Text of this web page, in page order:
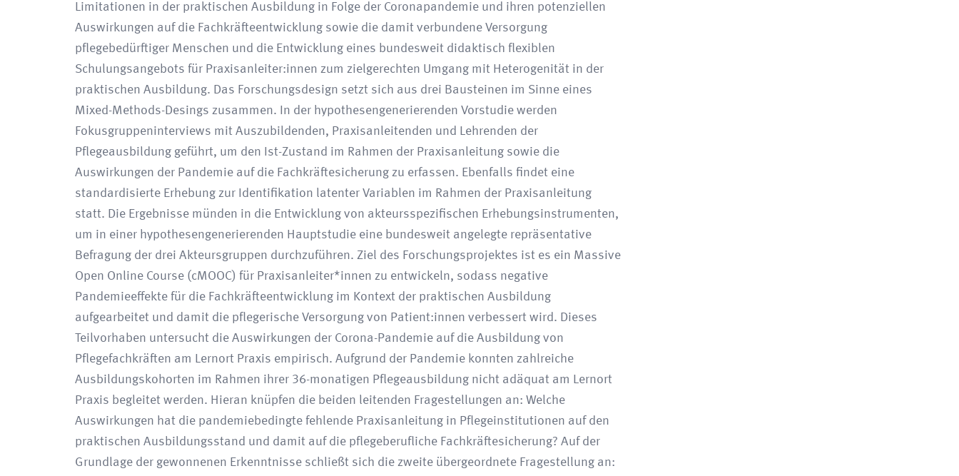
Limitationen in der praktischen Ausbildung in Folge der Coronapandemie und ihren potenziellen
Auswirkungen auf die Fachkräfteentwicklung sowie die damit verbundene Versorgung
pflegebedürftiger Menschen und die Entwicklung eines bundesweit didaktisch flexiblen
Schulungsangebots für Praxisanleiter:innen zum zielgerechten Umgang mit Heterogenität in der
praktischen Ausbildung. Das Forschungsdesign setzt sich aus drei Bausteinen im Sinne eines
Mixed-Methods-Desings zusammen. In der hypothesengenerierenden Vorstudie werden
Fokusgruppeninterviews mit Auszubildenden, Praxisanleitenden und Lehrenden der
Pflegeausbildung geführt, um den Ist-Zustand im Rahmen der Praxisanleitung sowie die
Auswirkungen der Pandemie auf die Fachkräftesicherung zu erfassen. Ebenfalls findet eine
standardisierte Erhebung zur Identifikation latenter Variablen im Rahmen der Praxisanleitung
statt. Die Ergebnisse münden in die Entwicklung von akteursspezifischen Erhebungsinstrumenten,
um in einer hypothesengenerierenden Hauptstudie eine bundesweit angelegte repräsentative
Befragung der drei Akteursgruppen durchzuführen. Ziel des Forschungsprojektes ist es ein Massive
Open Online Course (cMOOC) für Praxisanleiter*innen zu entwickeln, sodass negative
Pandemieeffekte für die Fachkräfteentwicklung im Kontext der praktischen Ausbildung
aufgearbeitet und damit die pflegerische Versorgung von Patient:innen verbessert wird. Dieses
Teilvorhaben untersucht die Auswirkungen der Corona-Pandemie auf die Ausbildung von
Pflegefachkräften am Lernort Praxis empirisch. Aufgrund der Pandemie konnten zahlreiche
Ausbildungskohorten im Rahmen ihrer 36-monatigen Pflegeausbildung nicht adäquat am Lernort
Praxis begleitet werden. Hieran knüpfen die beiden leitenden Fragestellungen an: Welche
Auswirkungen hat die pandemiebedingte fehlende Praxisanleitung in Pflegeinstitutionen auf den
praktischen Ausbildungsstand und damit auf die pflegeberufliche Fachkräftesicherung? Auf der
Grundlage der gewonnenen Erkenntnisse schließt sich die zweite übergeordnete Fragestellung an: